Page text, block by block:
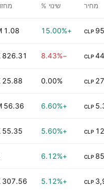
מחיר שינוי %
CLP
+15.00%
1.08 M
CLP
−8.43%
826.31 K
CLP
0.00%
25.88 K
CLP
+6.60%
56.36 M
CLP
+5.60%
55.35 K
CLP
+6.12%
CLP
+5.12%
307.56 K